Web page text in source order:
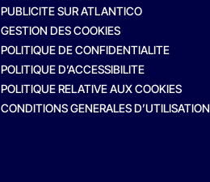
PUBLICITE SUR ATLANTICO
GESTION DES COOKIES
POLITIQUE DE CONFIDENTIALITE
POLITIQUE D’ACCESSIBILITE
POLITIQUE RELATIVE AUX COOKIES
CONDITIONS GENERALES D’UTILISATION